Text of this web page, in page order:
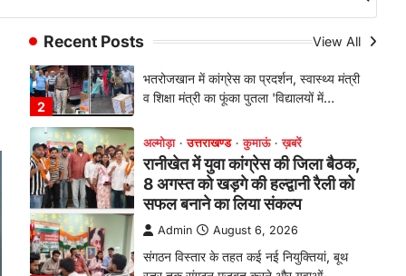
Recent Posts View All
3
स्तर तक संगठन मजबूत करने और युवाओं…
4
चौखुटिया में सेवा पखवाड़ा शिविर: 954
लोगों ने लिया लाभ, 191 में से 182
शिकायतों का मौके पर हुआ निस्तारण
Admin August 5, 2026
तड़ागताल में आयोजित सेवा पखवाड़ा शिविर में 954
लोगों ने किया प्रतिभाग जिलाधिकारी अंशुल सिंह…